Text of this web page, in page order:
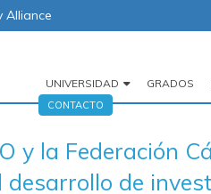
Alliance
Navegación
UNIVERSIDAD GRADOS
CONTACTO
y la Federación
desarrollo de